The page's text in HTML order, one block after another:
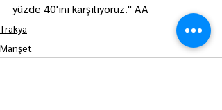
yüzde 40'ını karşılıyoruz." AA
Trakya
Manşet